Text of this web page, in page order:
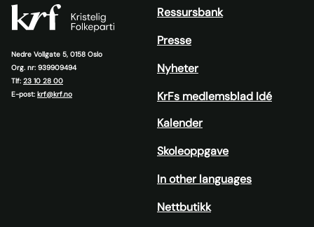
Nedre Vollgate 5, 0158 Oslo
Org. nr: 939909494
Tlf: 23 10 28 00
E-post: krf@krf.no
Ressursbank
Presse
Nyheter
KrFs medlemsblad Idé
Kalender
Skoleoppgave
In other languages
Nettbutikk